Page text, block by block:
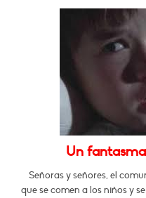
Un
Señoras y señores, el
que se comen a los niños y